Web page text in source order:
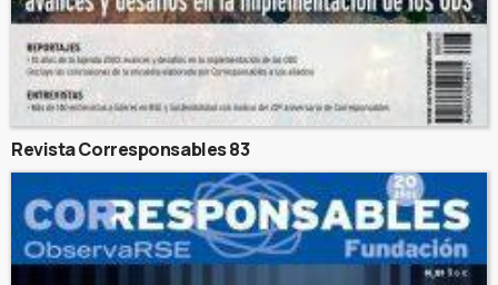
Revista Corresponsables 83